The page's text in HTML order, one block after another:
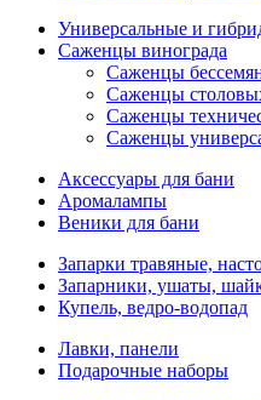
Универсальные и
Саженцы винограда
Саженцы
Саженцы
Саженцы
Саженцы
Аксессуары для бани
Аромалампы
Веники для бани
Запарки травяные,
Запарники, ушаты,
Купель, ведро-водопад
Лавки, панели
Подарочные наборы